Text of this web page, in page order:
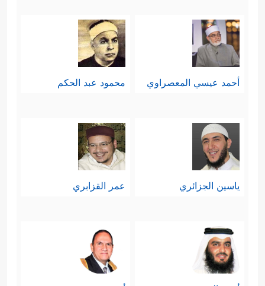
أحمد عيسي المعصراوي محمود عبد الحكم
ياسين الجزائري عمر القزابري